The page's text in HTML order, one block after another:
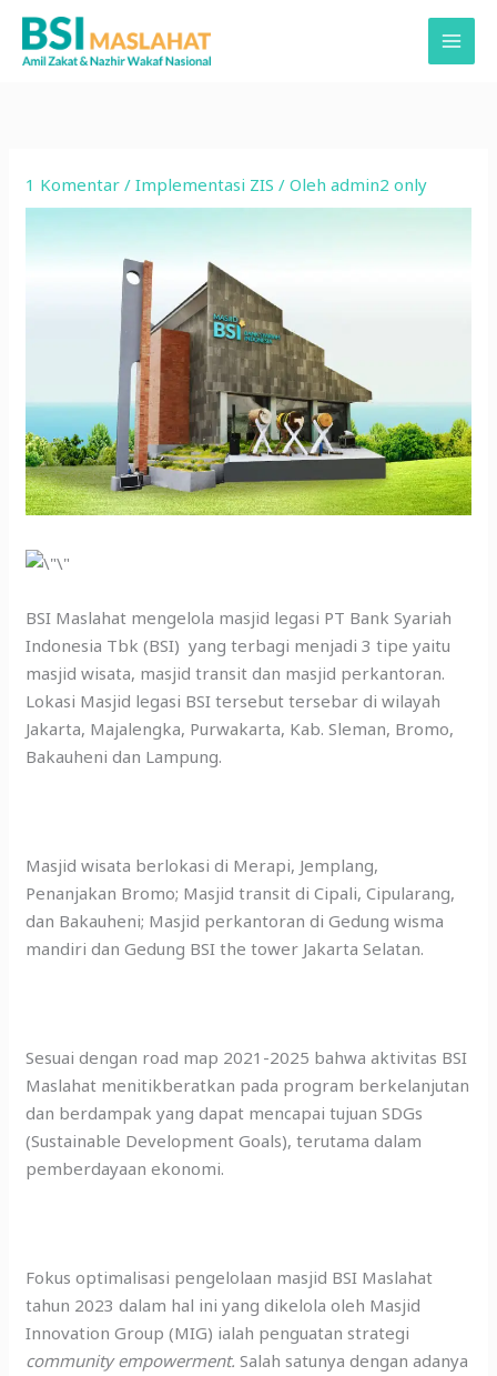
Lewati
konten
1 Komentar /Implementasi ZIS / Olehadmin2 only
BSI Maslahat mengelola masjid legasi PT Bank Syariah
Indonesia Tbk (BSI) yang terbagi menjadi 3 tipe yaitu
masjid wisata, masjid transit dan masjid perkantoran.
Lokasi Masjid legasi BSI tersebut tersebar di wilayah
Jakarta, Majalengka, Purwakarta, Kab. Sleman, Bromo,
Bakauheni dan Lampung.
Masjid wisata berlokasi di Merapi, Jemplang,
Penanjakan Bromo; Masjid transit di Cipali, Cipularang,
dan Bakauheni; Masjid perkantoran di Gedung wisma
mandiri dan Gedung BSI the tower Jakarta Selatan.
Sesuai dengan road map 2021-2025 bahwa aktivitas BSI
Maslahat menitikberatkan pada program berkelanjutan
dan berdampak yang dapat mencapai tujuan SDGs
(Sustainable Development Goals), terutama dalam
pemberdayaan ekonomi.
Fokus optimalisasi pengelolaan masjid BSI Maslahat
tahun 2023 dalam hal ini yang dikelola oleh Masjid
Innovation Group (MIG) ialah penguatan strategi
community empowerment.Salah satunya dengan adanya